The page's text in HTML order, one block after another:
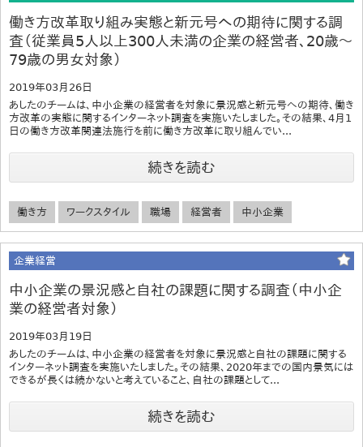
働き方改革取り組み実態と新元号への期待に関する調
査（従業員5人以上300人未満の企業の経営者、20歳～
79歳の男女対象）
2019年03月26日
あしたのチームは、中小企業の経営者を対象に景況感と新元号への期待、働き
方改革の実態に関するインターネット調査を実施いたしました。その結果、4月1
日の働き方改革関連法施行を前に働き方改革に取り組んでい...
続きを読む
働き方 ワークスタイル 職場 経営者 中小企業
企業経営
中小企業の景況感と自社の課題に関する調査（中小企
業の経営者対象）
2019年03月19日
あしたのチームは、中小企業の経営者を対象に景況感と自社の課題に関する
インターネット調査を実施いたしました。その結果、2020年までの国内景気には
できるが長くは続かないと考えていること、自社の課題として...
続きを読む